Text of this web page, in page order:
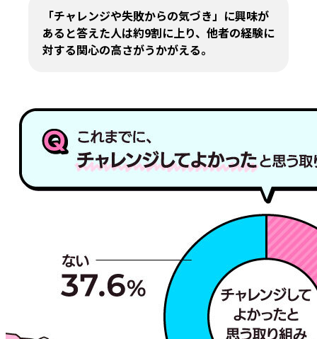
「チャレンジや失敗からの気づき」に興味が
あると答えた人は約9割に上り、他者の経験に
対する関心の高さがうかがえる。